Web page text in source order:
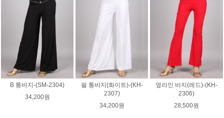
B 통바지-(SM-2304)
34,200원
펄 통바지(화이트)-(KH-
2307)
34,200원
옆라인 바지(레드)-(KH-
2306)
28,500원